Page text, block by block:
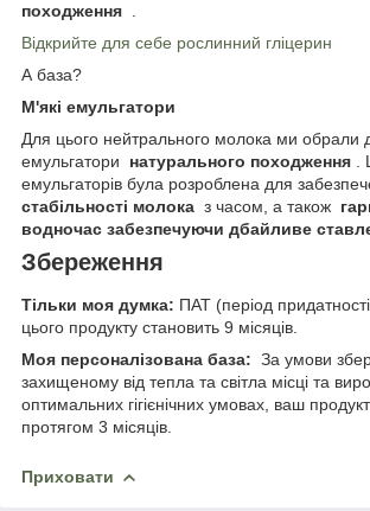
походження .
Відкрийте для себе рослинний гліцерин
А база?
М'які емульгатори
Для цього нейтрального молока ми обрали
емульгатори натурального походження .
емульгаторів була розроблена для
стабільності молока з часом, а також
водночас забезпечуючи дбайливе
Збереження
Тільки моя думка: ПАТ (період придатності
цього продукту становить 9 місяців.
Моя персоналізована база: За умови
захищеному від тепла та світла місці та
оптимальних гігієнічних умовах, ваш
протягом 3 місяців.
Приховати